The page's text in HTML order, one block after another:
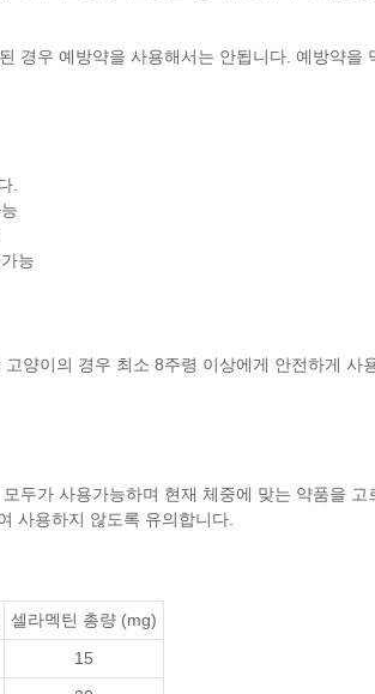
경우 예방약을 사용해서는 안됩니다. 예방약을
.
능
양이의 경우 최소 8주령 이상에게 안전하게 사
두가 사용가능하며 현재 체중에 맞는 약품을
사용하지 않도록 유의합니다.
셀라멕틴 총량 (mg)
15